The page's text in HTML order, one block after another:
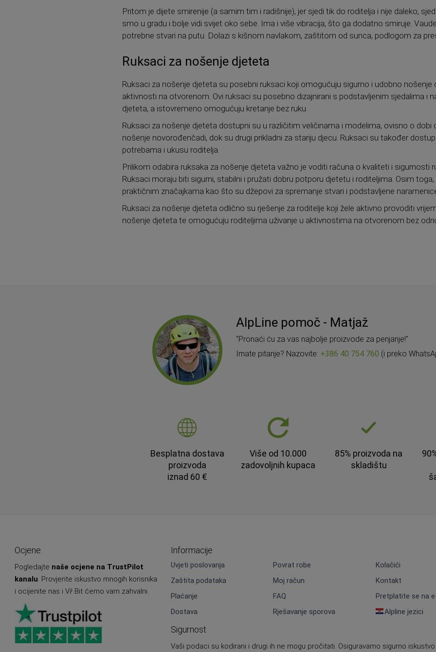
Pritom je dijete smirenije (a samim tim i radišnije), jer sjedi tik do roditelja i nije daleko,
smo u gradu i bolje vidi svijet oko sebe. Ima i više vibracija, što ga dodatno smiruje.
potrebne stvari na putu. Dolazi s kišnom navlakom, zaštitom od sunca, podlogom za
Ruksaci za nošenje djeteta
Ruksaci za nošenje djeteta su posebni ruksaci koji omogućuju sigurno i udobno
aktivnosti na otvorenom. Ovi ruksaci su posebno dizajnirani s podstavljenim sjedalima i
djeteta, a istovremeno omogućuju kretanje bez ruku.
Ruksaci za nošenje djeteta dostupni su u različitim veličinama i modelima, ovisno o
nošenje novorođenčadi, dok su drugi prikladni za stariju djecu. Ruksaci su također
potrebama i ukusu roditelja.
Prilikom odabira ruksaka za nošenje djeteta važno je voditi računa o kvaliteti i
Ruksaci moraju biti sigurni, stabilni i pružati dobru potporu djetetu i roditeljima. Osim
praktičnim značajkama kao što su džepovi za spremanje stvari i podstavljene
Ruksaci za nošenje djeteta odlično su rješenje za roditelje koji žele aktivno provoditi
nošenje djeteta te omogućuju roditeljima uživanje u aktivnostima na otvorenom bez
AlpLine pomoč - Matjaž
"Pronaći ću za vas najbolje proizvode za penjanje!"
Imate pitanje? Nazovite: +386 40 754 760 (i preko
Besplatna dostava
proizvoda
iznad 60 €
Više od 10.000
zadovoljnih kupaca
85% proizvoda na
skladištu
Ocjene
Pogledajte naše ocjene na TrustPilot
kanalu. Provjerite iskustvo mnogih korisnika
i ocijenite nas i Vi! Bit ćemo vam zahvalni.
Informacije
Uvjeti poslovanja
Zaštita podataka
Plaćanje
Dostava
Povrat robe
Moj račun
FAQ
Rješavanje sporova
Kolačići
Kontakt
Pretplatite se na
Alpline jezici
Sigurnost
Vaši podaci su kodirani i drugi ih ne mogu pročitati. Osiguravamo sigurno